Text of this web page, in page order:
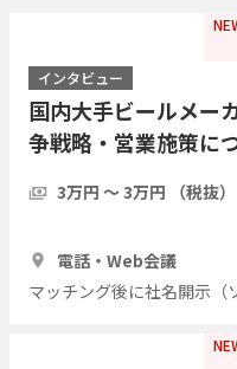
インタビュー
国内大手ビールメー
争戦略・営業施策に
3万円 〜 3万円 （税抜）
電話・Web会議
マッチング後に社名開示（